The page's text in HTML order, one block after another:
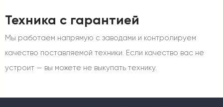
Техника с гарантией
Мы работаем напрямую с заводами и контролируем
качество поставляемой техники. Если качество вас не
устроит — вы можете не выкупать технику.